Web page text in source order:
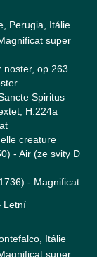
Perugia, Itálie
super
noster, op.263
Spiritus
H.224a
creature
- Air (ze svity D
- Magnificat
Letní
Itálie
super